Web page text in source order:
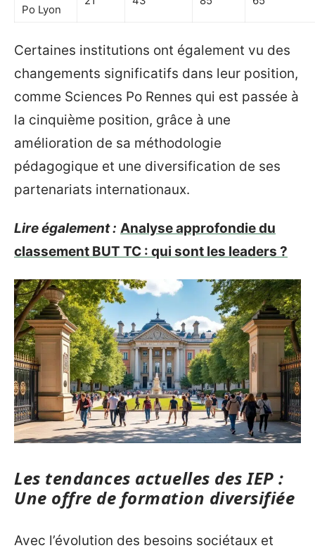
Po Lyon
Certaines institutions ont également vu des
changements significatifs dans leur position,
comme Sciences Po Rennes qui est passée à
la cinquième position, grâce à une
amélioration de sa méthodologie
pédagogique et une diversification de ses
partenariats internationaux.
Lire également : Analyse approfondie du
classement BUT TC : qui sont les leaders ?
Les tendances actuelles des IEP :
Une offre de formation diversifiée
Avec l’évolution des besoins sociétaux et